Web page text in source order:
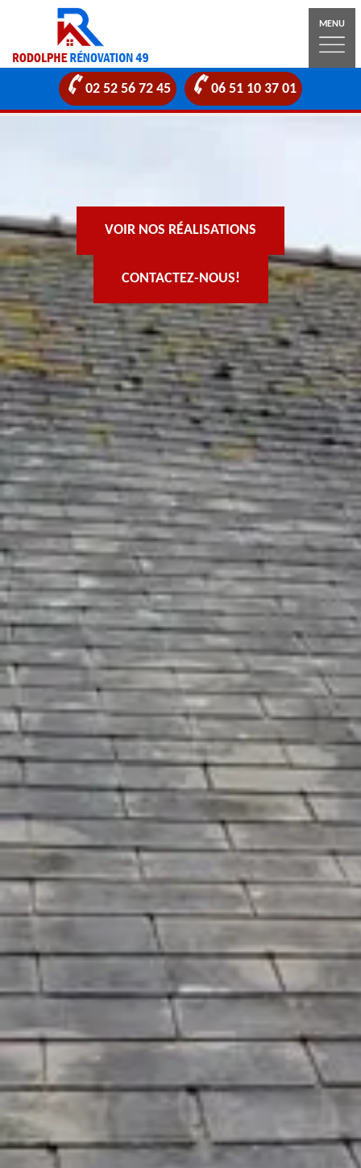
MENU
02 52 56 72 45 06 51 10 37 01
VOIR NOS RÉALISATIONS
CONTACTEZ-NOUS!